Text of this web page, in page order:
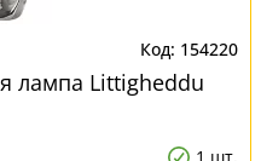
154220
лампа Littigheddu